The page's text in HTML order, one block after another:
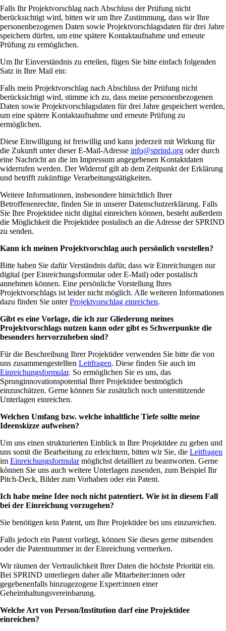
Falls Ihr Projektvorschlag nach Abschluss der Prüfung nicht
berücksichtigt wird, bitten wir um Ihre Zustimmung, dass wir Ihre
personenbezogenen Daten sowie Projektvorschlagsdaten für drei Jahre
speichern dürfen, um eine spätere Kontaktaufnahme und erneute
Prüfung zu ermöglichen.
Um Ihr Einverständnis zu erteilen, fügen Sie bitte einfach folgenden
Satz in Ihre Mail ein:
Falls mein Projektvorschlag nach Abschluss der Prüfung nicht
berücksichtigt wird, stimme ich zu, dass meine personenbezogenen
Daten sowie Projektvorschlagsdaten für drei Jahre gespeichert werden,
um eine spätere Kontaktaufnahme und erneute Prüfung zu
ermöglichen.
Diese Einwilligung ist freiwillig und kann jederzeit mit Wirkung für
die Zukunft unter dieser E-Mail-Adresse info@sprind.org oder durch
eine Nachricht an die im Impressum angegebenen Kontaktdaten
widerrufen werden. Der Widerruf gilt ab dem Zeitpunkt der Erklärung
und betrifft zukünftige Verarbeitungstätigkeiten.
Weitere Informationen, insbesondere hinsichtlich Ihrer
Betroffenenrechte, finden Sie in unserer Datenschutzerklärung. Falls
Sie Ihre Projektidee nicht digital einreichen können, besteht außerdem
die Möglichkeit die Projektidee postalisch an die Adresse der SPRIND
zu senden.
Kann ich meinen Projektvorschlag auch persönlich vorstellen?
Bitte haben Sie dafür Verständnis dafür, dass wir Einreichungen nur
digital (per Einreichungsformular oder E-Mail) oder postalisch
annehmen können. Eine persönliche Vorstellung Ihres
Projektvorschlags ist leider nicht möglich. Alle weiteren Informationen
dazu finden Sie unterProjektvorschlag einreichen.
Gibt es eine Vorlage, die ich zur Gliederung meines
Projektvorschlags nutzen kann oder gibt es Schwerpunkte die
besonders hervorzuheben sind?
Für die Beschreibung Ihrer Projektidee verwenden Sie bitte die von
uns zusammengestellten Leitfragen. Diese finden Sie auch im
Einreichungsformular. So ermöglichen Sie es uns, das
Sprunginnovationspotential Ihrer Projektidee bestmöglich
einzuschätzen. Gerne können Sie zusätzlich noch unterstützende
Unterlagen einreichen.
Welchen Umfang bzw. welche inhaltliche Tiefe sollte meine
Ideenskizze aufweisen?
Um uns einen strukturierten Einblick in Ihre Projektidee zu geben und
uns somit die Bearbeitung zu erleichtern, bitten wir Sie, die Leitfragen
im Einreichungsformularmöglichst detailliert zu beantworten. Gerne
können Sie uns auch weitere Unterlagen zusenden, zum Beispiel Ihr
Pitch-Deck, Bilder zum Vorhaben oder ein Patent.
Ich habe meine Idee noch nicht patentiert. Wie ist in diesem Fall
bei der Einreichung vorzugehen?
Sie benötigen kein Patent, um Ihre Projektidee bei uns einzureichen.
Falls jedoch ein Patent vorliegt, können Sie dieses gerne mitsenden
oder die Patentnummer in der Einreichung vermerken.
Wir räumen der Vertraulichkeit Ihrer Daten die höchste Priorität ein.
Bei SPRIND unterliegen daher alle Mitarbeiter:innen oder
gegebenenfalls hinzugezogene Expert:innen einer
Geheimhaltungsvereinbarung.
Welche Art von Person/Institution darf eine Projektidee
einreichen?